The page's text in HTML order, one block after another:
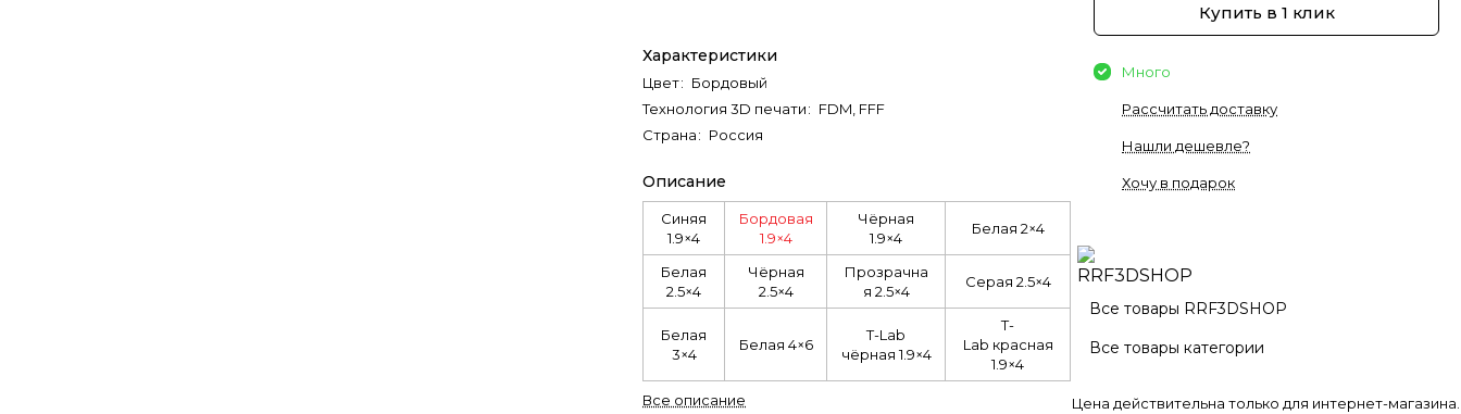
Характеристики
Цвет: Бордовый
Технология 3D печати: FDM, FFF
Страна: Россия
Описание
Синяя
1.9×4
Бордовая
1.9×4
Чёрная
1.9×4
Белая 2×4
Белая
2.5×4
Чёрная
2.5×4
Прозрачна
я 2.5×4
Серая 2.5×4
Белая
3×4
Белая 4×6
T-Lab
чёрная 1.9×4
T-
Lab красная
1.9×4
Все описание
Купить в 1 клик
Много
Рассчитать доставку
Нашли дешевле?
Хочу в подарок
Все товары RRF3DSHOP
Все товары категории
Цена действительна только для интернет-магазина.